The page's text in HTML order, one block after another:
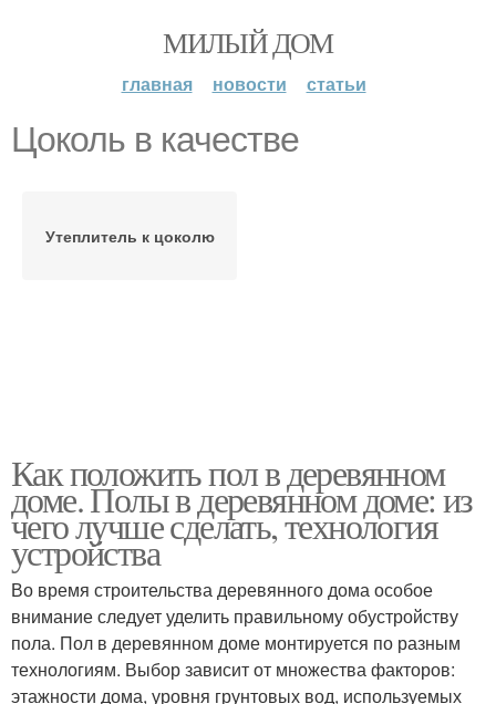
МИЛЫЙ ДОМ
главная новости статьи
Цоколь в качестве
Утеплитель к цоколю
Как положить пол в деревянном
доме. Полы в деревянном доме: из
чего лучше сделать, технология
устройства
Во время строительства деревянного дома особое
внимание следует уделить правильному обустройству
пола. Пол в деревянном доме монтируется по разным
технологиям. Выбор зависит от множества факторов:
этажности дома, уровня грунтовых вод, используемых